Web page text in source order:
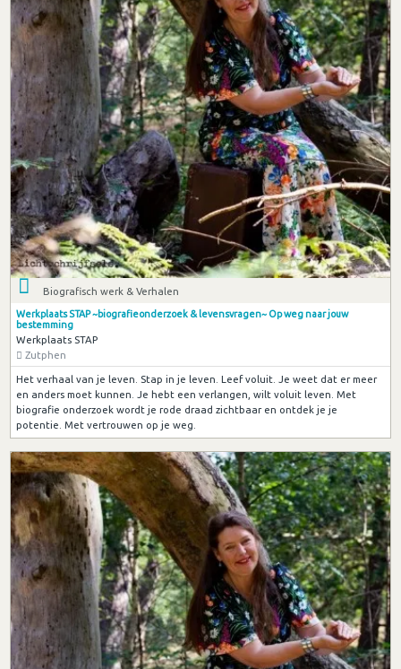
Biografisch werk & Verhalen
Werkplaats STAP ~biografieonderzoek & levensvragen~ Op weg naar jouw
bestemming
Werkplaats STAP
Zutphen
Het verhaal van je leven. Stap in je leven. Leef voluit. Je weet dat er meer
en anders moet kunnen. Je hebt een verlangen, wilt voluit leven. Met
biografie onderzoek wordt je rode draad zichtbaar en ontdek je je
potentie. Met vertrouwen op je weg.